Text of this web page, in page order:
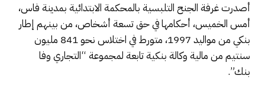
أصدرت غرفة الجنح التلبسية بالمحكمة الابتدائية بمدينة فاس،
أمس الخميس، أحكامها في حق تسعة أشخاص، من بينهم إطار
بنكي من مواليد 1997، متورط في اختلاس نحو 841 مليون
سنتيم من مالية وكالة بنكية تابعة لمجموعة “التجاري وفا
بنك”.